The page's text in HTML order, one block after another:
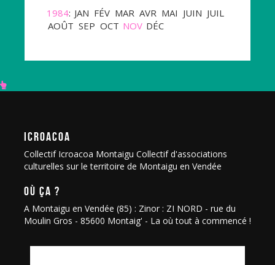
1984: JAN FÉV MAR AVR MAI JUIN JUIL
AOÛT SEP OCT NOV DÉC
ICROACOA
Collectif Icroacoa Montaigu Collectif d'associations
culturelles sur le territoire de Montaigu en Vendée
OÙ ÇA ?
A Montaigu en Vendée (85) : Zinor : ZI NORD - rue du
Moulin Gros - 85600 Montaig' - La où tout à commencé !